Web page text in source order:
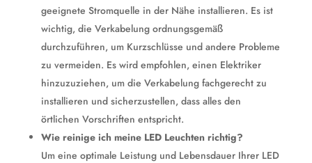
geeignete Stromquelle in der Nähe installieren. Es ist
wichtig, die Verkabelung ordnungsgemäß
durchzuführen, um Kurzschlüsse und andere Probleme
zu vermeiden. Es wird empfohlen, einen Elektriker
hinzuzuziehen, um die Verkabelung fachgerecht zu
installieren und sicherzustellen, dass alles den
örtlichen Vorschriften entspricht.
Wie reinige ich meine LED Leuchten richtig?
Um eine optimale Leistung und Lebensdauer Ihrer LED